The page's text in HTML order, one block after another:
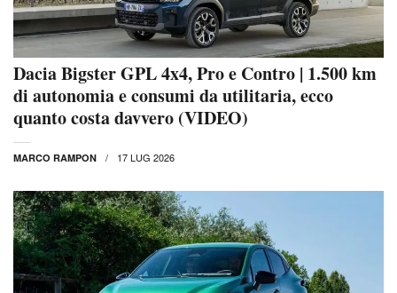
Dacia Bigster GPL 4x4, Pro e Contro | 1.500 km
di autonomia e consumi da utilitaria, ecco
quanto costa davvero (VIDEO)
MARCO RAMPON 17 LUG 2026